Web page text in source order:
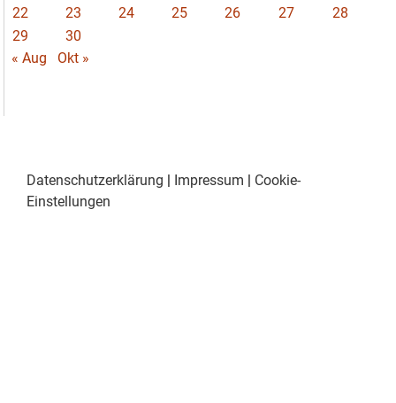
22
23 24 25 26 27
28
29
30
« Aug
Okt »
Datenschutzerklärung | Impressum | Cookie-
Einstellungen